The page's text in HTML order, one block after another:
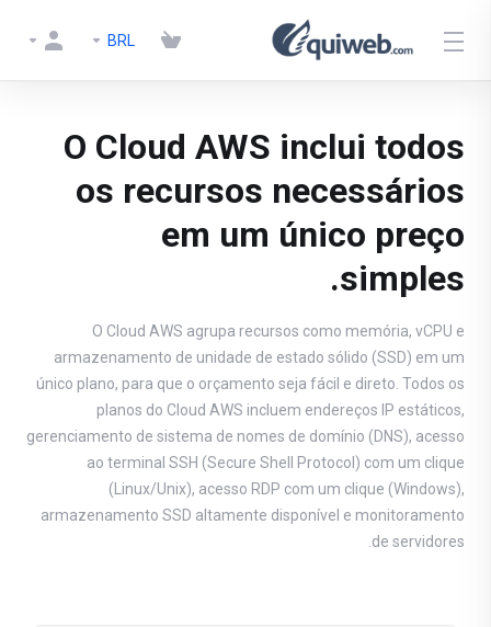
BRL
O Cloud AWS inclui todos
os recursos necessários
em um único preço
simples.
O Cloud AWS agrupa recursos como memória, vCPU e
armazenamento de unidade de estado sólido (SSD) em um
único plano, para que o orçamento seja fácil e direto. Todos os
planos do Cloud AWS incluem endereços IP estáticos,
gerenciamento de sistema de nomes de domínio (DNS), acesso
ao terminal SSH (Secure Shell Protocol) com um clique
(Linux/Unix), acesso RDP com um clique (Windows),
armazenamento SSD altamente disponível e monitoramento
de servidores.